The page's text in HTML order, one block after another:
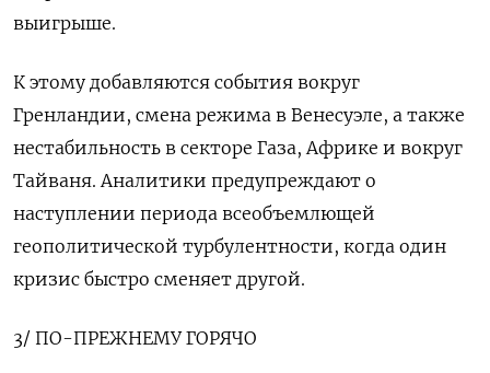
выигрыше.
К этому добавляются события вокруг
Гренландии, ‌смена режима в Венесуэле, а также
нестабильность в секторе Газа, Африке и вокруг
Тайваня. Аналитики предупреждают о
наступлении периода всеобъемлющей
геополитической турбулентности, когда один
кризис быстро сменяет другой.
3/ ПО-ПРЕЖНЕМУ ​ГОРЯЧО